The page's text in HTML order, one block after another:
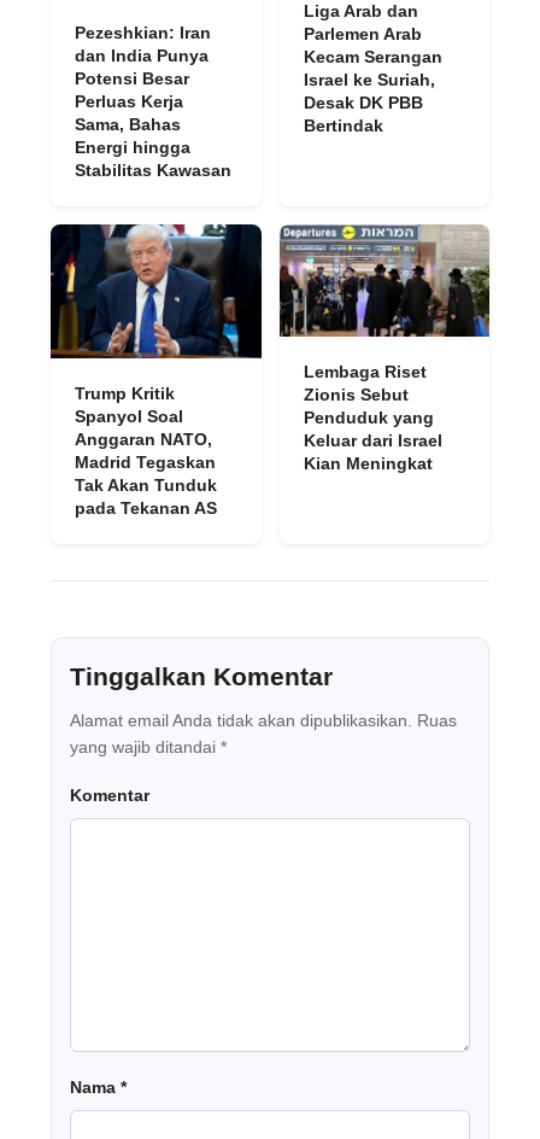
Pezeshkian: Iran
dan India Punya
Potensi Besar
Perluas Kerja
Sama, Bahas
Energi hingga
Stabilitas Kawasan
Liga Arab dan
Parlemen Arab
Kecam Serangan
Israel ke Suriah,
Desak DK PBB
Bertindak
Trump Kritik
Spanyol Soal
Anggaran NATO,
Madrid Tegaskan
Tak Akan Tunduk
pada Tekanan AS
Lembaga Riset
Zionis Sebut
Penduduk yang
Keluar dari Israel
Kian Meningkat
Tinggalkan Komentar
Alamat email Anda tidak akan dipublikasikan. Ruas
yang wajib ditandai *
Komentar
Nama *